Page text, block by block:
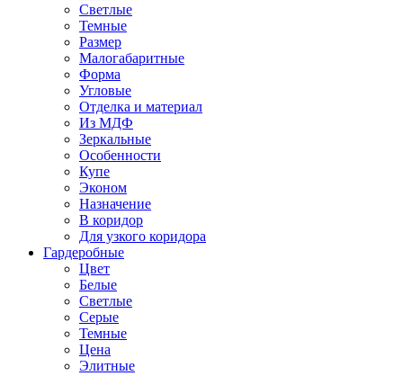
Светлые
Темные
Размер
Малогабаритные
Форма
Угловые
Отделка и материал
Из МДФ
Зеркальные
Особенности
Купе
Эконом
Назначение
В коридор
Для узкого коридора
Гардеробные
Цвет
Белые
Светлые
Серые
Темные
Цена
Элитные